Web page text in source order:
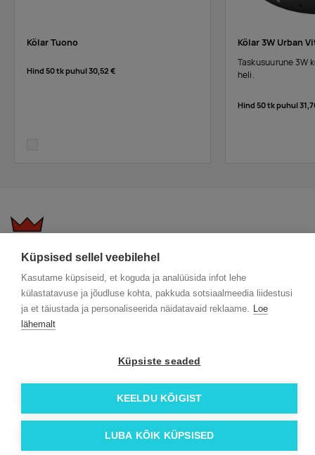
Küpsised sellel veebilehel
Kasutame küpsiseid, et koguda ja analüüsida infot lehe
külastatavuse ja jõudluse kohta, pakkuda sotsiaalmeedia liidestusi
ja et täiustada ja personaliseerida näidatavaid reklaame. Loe
lähemalt
Küpsiste seaded
KEELDU KÕIGIST
LUBA KÕIK KÜPSISED
Kõlar Tuono
Hind 50 tk puhul30,52 €
Kõlar 3W Urban
Taskusuurune 3W
heli.
Hind 50 tk puhul
Trükitehnikad
Meist lähemalt
ÖKO reklaamkingitused
Meeskond
Kontakt
Facebook
© 2026 Roi OÜ | Kõik õigused on kaitstud.